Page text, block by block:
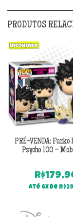
PRODUTOS
PRÉ-VENDA: Funko
Psycho 100 –
R$
Até 6x de R$